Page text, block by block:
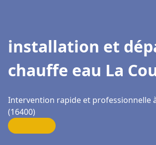
installation et
chauffe eau La
Intervention rapide et professionnelle
(16400)